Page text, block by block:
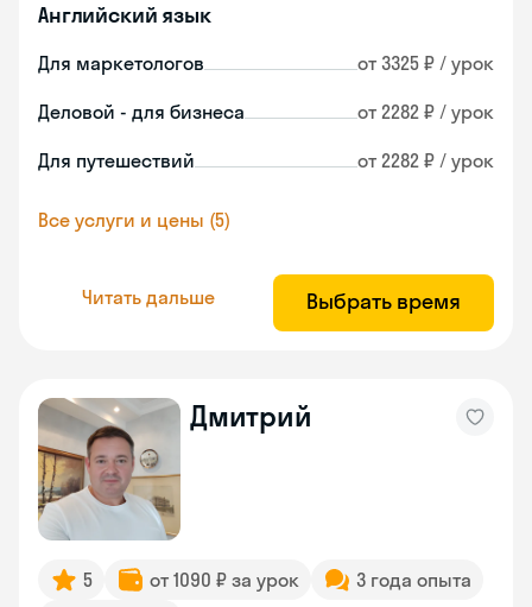
Английский язык
Для маркетологов от 3325 ₽ / урок
Деловой - для бизнеса от 2282 ₽ / урок
Для путешествий от 2282 ₽ / урок
Все услуги и цены (5)
Читать дальше Выбрать время
Дмитрий
5 от 1090 ₽ за урок
3 года опыта